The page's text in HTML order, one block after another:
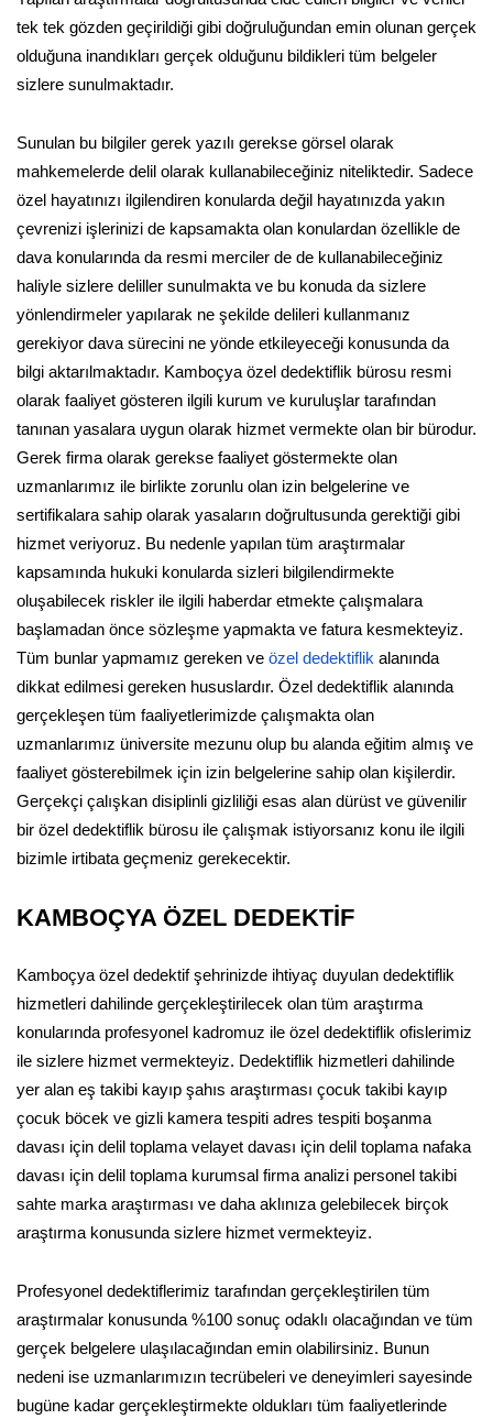
tek tek gözden geçirildiği gibi doğruluğundan emin olunan gerçek
olduğuna inandıkları gerçek olduğunu bildikleri tüm belgeler
sizlere sunulmaktadır.
Sunulan bu bilgiler gerek yazılı gerekse görsel olarak
mahkemelerde delil olarak kullanabileceğiniz niteliktedir. Sadece
özel hayatınızı ilgilendiren konularda değil hayatınızda yakın
çevrenizi işlerinizi de kapsamakta olan konulardan özellikle de
dava konularında da resmi merciler de de kullanabileceğiniz
haliyle sizlere deliller sunulmakta ve bu konuda da sizlere
yönlendirmeler yapılarak ne şekilde delileri kullanmanız
gerekiyor dava sürecini ne yönde etkileyeceği konusunda da
bilgi aktarılmaktadır. Kamboçya özel dedektiflik bürosu resmi
olarak faaliyet gösteren ilgili kurum ve kuruluşlar tarafından
tanınan yasalara uygun olarak hizmet vermekte olan bir bürodur.
Gerek firma olarak gerekse faaliyet göstermekte olan
uzmanlarımız ile birlikte zorunlu olan izin belgelerine ve
sertifikalara sahip olarak yasaların doğrultusunda gerektiği gibi
hizmet veriyoruz. Bu nedenle yapılan tüm araştırmalar
kapsamında hukuki konularda sizleri bilgilendirmekte
oluşabilecek riskler ile ilgili haberdar etmekte çalışmalara
başlamadan önce sözleşme yapmakta ve fatura kesmekteyiz.
Tüm bunlar yapmamız gereken ve özel dedektiflik alanında
dikkat edilmesi gereken hususlardır. Özel dedektiflik alanında
gerçekleşen tüm faaliyetlerimizde çalışmakta olan
uzmanlarımız üniversite mezunu olup bu alanda eğitim almış ve
faaliyet gösterebilmek için izin belgelerine sahip olan kişilerdir.
Gerçekçi çalışkan disiplinli gizliliği esas alan dürüst ve güvenilir
bir özel dedektiflik bürosu ile çalışmak istiyorsanız konu ile ilgili
bizimle irtibata geçmeniz gerekecektir.
KAMBOÇYA ÖZEL DEDEKTİF
Kamboçya özel dedektif şehrinizde ihtiyaç duyulan dedektiflik
hizmetleri dahilinde gerçekleştirilecek olan tüm araştırma
konularında profesyonel kadromuz ile özel dedektiflik ofislerimiz
ile sizlere hizmet vermekteyiz. Dedektiflik hizmetleri dahilinde
yer alan eş takibi kayıp şahıs araştırması çocuk takibi kayıp
çocuk böcek ve gizli kamera tespiti adres tespiti boşanma
davası için delil toplama velayet davası için delil toplama nafaka
davası için delil toplama kurumsal firma analizi personel takibi
sahte marka araştırması ve daha aklınıza gelebilecek birçok
araştırma konusunda sizlere hizmet vermekteyiz.
Profesyonel dedektiflerimiz tarafından gerçekleştirilen tüm
araştırmalar konusunda %100 sonuç odaklı olacağından ve tüm
gerçek belgelere ulaşılacağından emin olabilirsiniz. Bunun
nedeni ise uzmanlarımızın tecrübeleri ve deneyimleri sayesinde
bugüne kadar gerçekleştirmekte oldukları tüm faaliyetlerinde